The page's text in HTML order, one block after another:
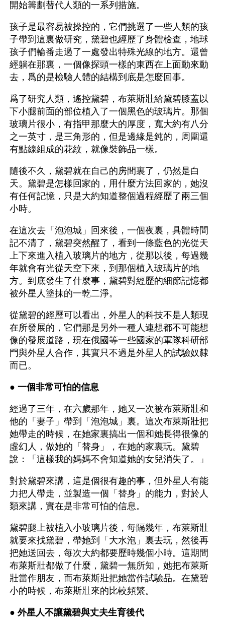
開始籌劃替代人類的一系列措施。
孩子是最容易被操控的，它們挑選了一些人類的孩
子帶到這裏做研究，黛碧也經歷了身體檢查，地球
孩子們輪番走過了一處發出特殊光線的地方。還曾
經躺在那裏，一個像探頭一樣的東西在上面動來動
去，爲的是檢驗人體的結構到底是怎麼回事。
爲了研究人類，遙控黛碧，布萊斯壯給黛碧膝蓋以
下小腿前面的部位植入了一個黑色的玻璃片。那個
玻璃片很小，有指甲那麼大的厚度，寬大約有八分
之一英寸，是三角形的，但是邊緣是鈍的，周圍還
有點線組成的花紋，就像裝飾品一樣。
隨後不久，黛碧就在自己的房間裏了，仍然是白
天。黛碧是怎樣回家的，用什麼方法回家的，她沒
有任何記憶，只是大約知道整個過程經歷了兩三個
小時。
在這次去「泡泡城」回來後，一個夜裏，具體時間
記不清了，黛碧突然醒了，看到一條藍色的光從天
上下來進入植入玻璃片的地方，從那以後，每過幾
年就會有光從天空下來，到那個植入玻璃片的地
方。到底發生了什麼事，黛碧對經歷的細節記憶都
被外星人塗抹的一乾二淨。
從黛碧的經歷可以看出，外星人的科技不是人類現
在所發展的，它們那是另外一種人連想都不可能想
像的發展道路，現在俄國等一些國家的軍隊科研部
門與外星人合作，其實只不過是外星人的試驗奴隸
而已。
● 一個非常可怕的信息
經過了三年，在六歲那年，她又一次被布萊斯壯和
他的「妻子」帶到「泡泡城」裏。這次布萊斯壯把
她帶走的時候，在她家裏搞出一個和她長得很像的
虛幻人，做她的「替身」，在她的家裏玩。黛碧
說：「這樣我的媽媽不會知道她的女兒消失了。」
對於黛碧來講，這是個很有趣的事，但外星人有能
力把人帶走，並製造一個「替身」的能力，對於人
類來講，實在是非常可怕的信息。
黛碧腿上被植入小玻璃片後，每隔幾年，布萊斯壯
就要來找黛碧，帶她到「大水泡」裏去玩，然後再
把她送回去，每次大約都要歷時幾個小時。這期間
布萊斯壯都做了什麼，黛碧一無所知，她把布萊斯
壯當作朋友，而布萊斯壯把她當作試驗品。在黛碧
小的時候，布萊斯壯來的比較頻繁。
● 外星人不讓黛碧與丈夫生育後代